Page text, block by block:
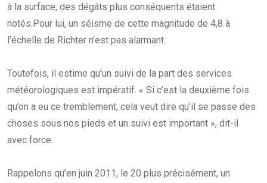
à la surface, des dégâts plus conséquents étaient
notés.Pour lui, un séisme de cette magnitude de 4,8 à
l’échelle de Richter n’est pas alarmant.
Toutefois, il estime qu’un suivi de la part des services
météorologiques est impératif. « Si c’est la deuxième fois
qu’on a eu ce tremblement, cela veut dire qu’il se passe des
choses sous nos pieds et un suivi est important », dit-il
avec force.
Rappelons qu’en juin 2011, le 20 plus précisément, un